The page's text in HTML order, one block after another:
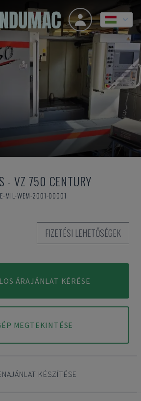
-VZ 750 CENTURY
MIL-WEM-2001-00001
FIZETÉSI LEHETŐSÉGEK
ÁRAJÁNLAT KÉRÉSE
MEGTEKINTÉSE
KÉSZÍTÉSE